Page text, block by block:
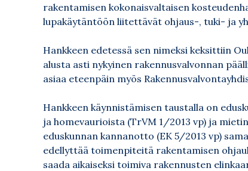
rakentamisen kokonaisvaltaisen
lupakäytäntöön liitettävät ohjaus-, tuki- ja
Hankkeen edetessä sen nimeksi keksittiin
alusta asti nykyinen rakennusvalvonnan
asiaa eteenpäin myös
Hankkeen käynnistämisen taustalla on
ja homevaurioista (TrVM 1/2013 vp) ja
eduskunnan kannanotto (EK 5/2013 vp)
edellyttää toimenpiteitä rakentamisen
saada aikaiseksi toimiva rakennusten